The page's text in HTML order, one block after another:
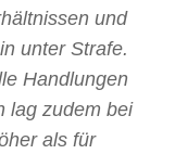
und
unter Strafe.
Handlungen
lag zudem bei
als für